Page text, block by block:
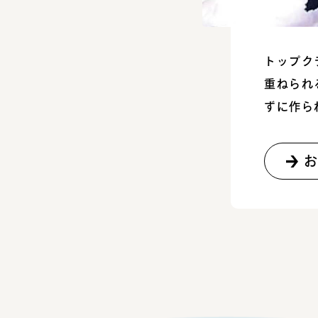
トップ
重ねられ
ずに作ら